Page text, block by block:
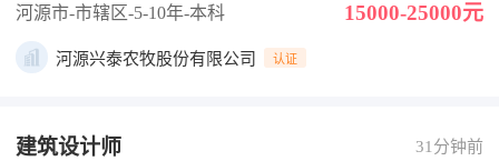
河源市-市辖区-5-10年-本科 15000-25000元
河源兴泰农牧股份有限公司 认证
建筑设计师 31分钟前